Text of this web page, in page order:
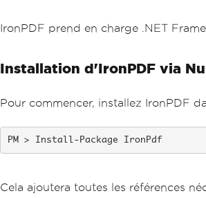
IronPDF prend en charge .NET
Installation d'IronPDF via
Pour commencer, installez IronPDF
Install-Package IronPdf
Cela ajoutera toutes les références